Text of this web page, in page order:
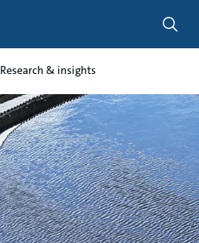
Research & insights